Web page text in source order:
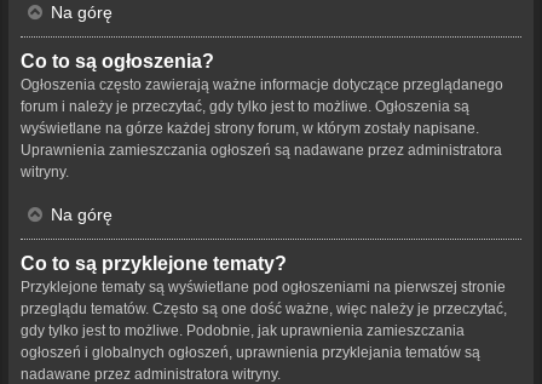
Na górę
Co to są ogłoszenia?
Ogłoszenia często zawierają ważne informacje dotyczące przeglądanego
forum i należy je przeczytać, gdy tylko jest to możliwe. Ogłoszenia są
wyświetlane na górze każdej strony forum, w którym zostały napisane.
Uprawnienia zamieszczania ogłoszeń są nadawane przez administratora
witryny.
Na górę
Co to są przyklejone tematy?
Przyklejone tematy są wyświetlane pod ogłoszeniami na pierwszej stronie
przeglądu tematów. Często są one dość ważne, więc należy je przeczytać,
gdy tylko jest to możliwe. Podobnie, jak uprawnienia zamieszczania
ogłoszeń i globalnych ogłoszeń, uprawnienia przyklejania tematów są
nadawane przez administratora witryny.